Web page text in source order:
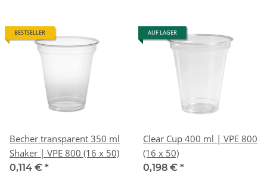
BESTSELLER
Becher transparent 350 ml
Shaker | VPE 800 (16 x 50)
0,114 € *
AUF LAGER
Clear Cup 400 ml | VPE 800
(16 x 50)
0,198 € *